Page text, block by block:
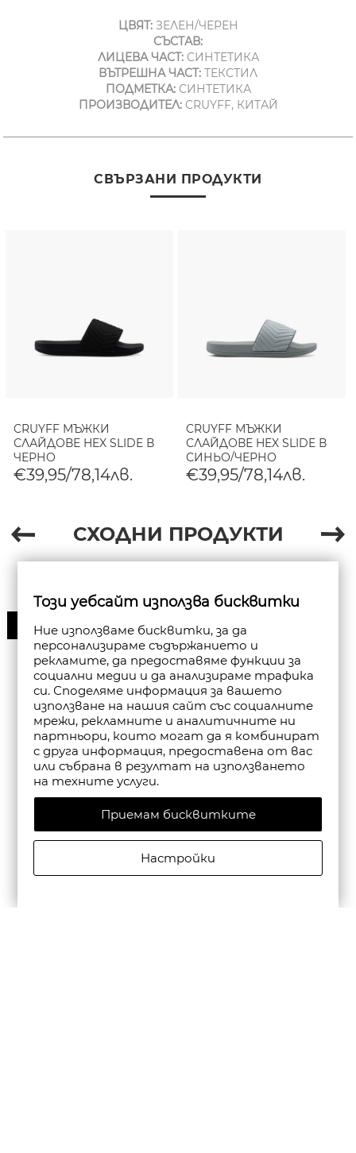
ЦВЯТ:ЗЕЛЕН/ЧЕРЕН
СЪСТАВ:
ЛИЦЕВА ЧАСТ:СИНТЕТИКА
ВЪТРЕШНА ЧАСТ: ТЕКСТИЛ
ПОДМЕТКА:СИНТЕТИКА
ПРОИЗВОДИТЕЛ:CRUYFF, КИТАЙ
СВЪРЗАНИ ПРОДУКТИ
CRUYFF МЪЖКИ
СЛАЙДОВЕ HEX SLIDE В
ЧЕРНО
€39,95/78,14лв.
CRUYFF МЪЖКИ
СЛАЙДОВЕ HEX SLIDE В
СИНЬО/ЧЕРНО
€39,95/78,14лв.
СХОДНИ ПРОДУКТИ
30%
Този уебсайт използва бисквитки
Ние използваме бисквитки, за да
персонализираме съдържанието и
рекламите, да предоставяме функции за
социални медии и да анализираме трафика
си. Споделяме информация за вашето
използване на нашия сайт със социалните
мрежи, рекламните и аналитичните ни
партньори, които могат да я комбинират
с друга информация, предоставена от вас
или събрана в резултат на използването
на техните услуги.
Приемам бисквитките
Настройки